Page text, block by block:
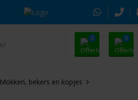
0 0
Mokken, bekers en kopjes